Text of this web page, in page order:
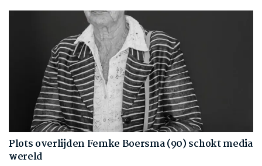
Plots overlijden Femke Boersma (90) schokt media
wereld